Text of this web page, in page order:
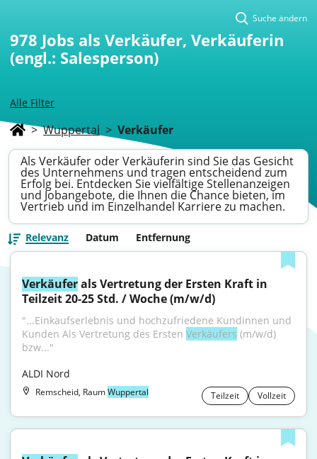
Alle Filter
Suche ändern
978 Jobs als Verkäufer, Verkäuferin
(engl.: Salesperson)
> Wuppertal > Verkäufer
Als Verkäufer oder Verkäuferin sind Sie das Gesicht
des Unternehmens und tragen entscheidend zum
Erfolg bei. Entdecken Sie vielfältige Stellenanzeigen
und Jobangebote, die Ihnen die Chance bieten, im
Vertrieb und im Einzelhandel Karriere zu machen.
Relevanz Datum Entfernung
Verkäufer als Vertretung der Ersten Kraft in
Teilzeit 20-25 Std. / Woche (m/w/d)
"...Einkaufserlebnis und hochzufriedene Kundinnen und
Kunden Als Vertretung des Ersten Verkäufers (m/w/d)
bzw..."
ALDI Nord
Remscheid, RaumWuppertal Teilzeit Vollzeit